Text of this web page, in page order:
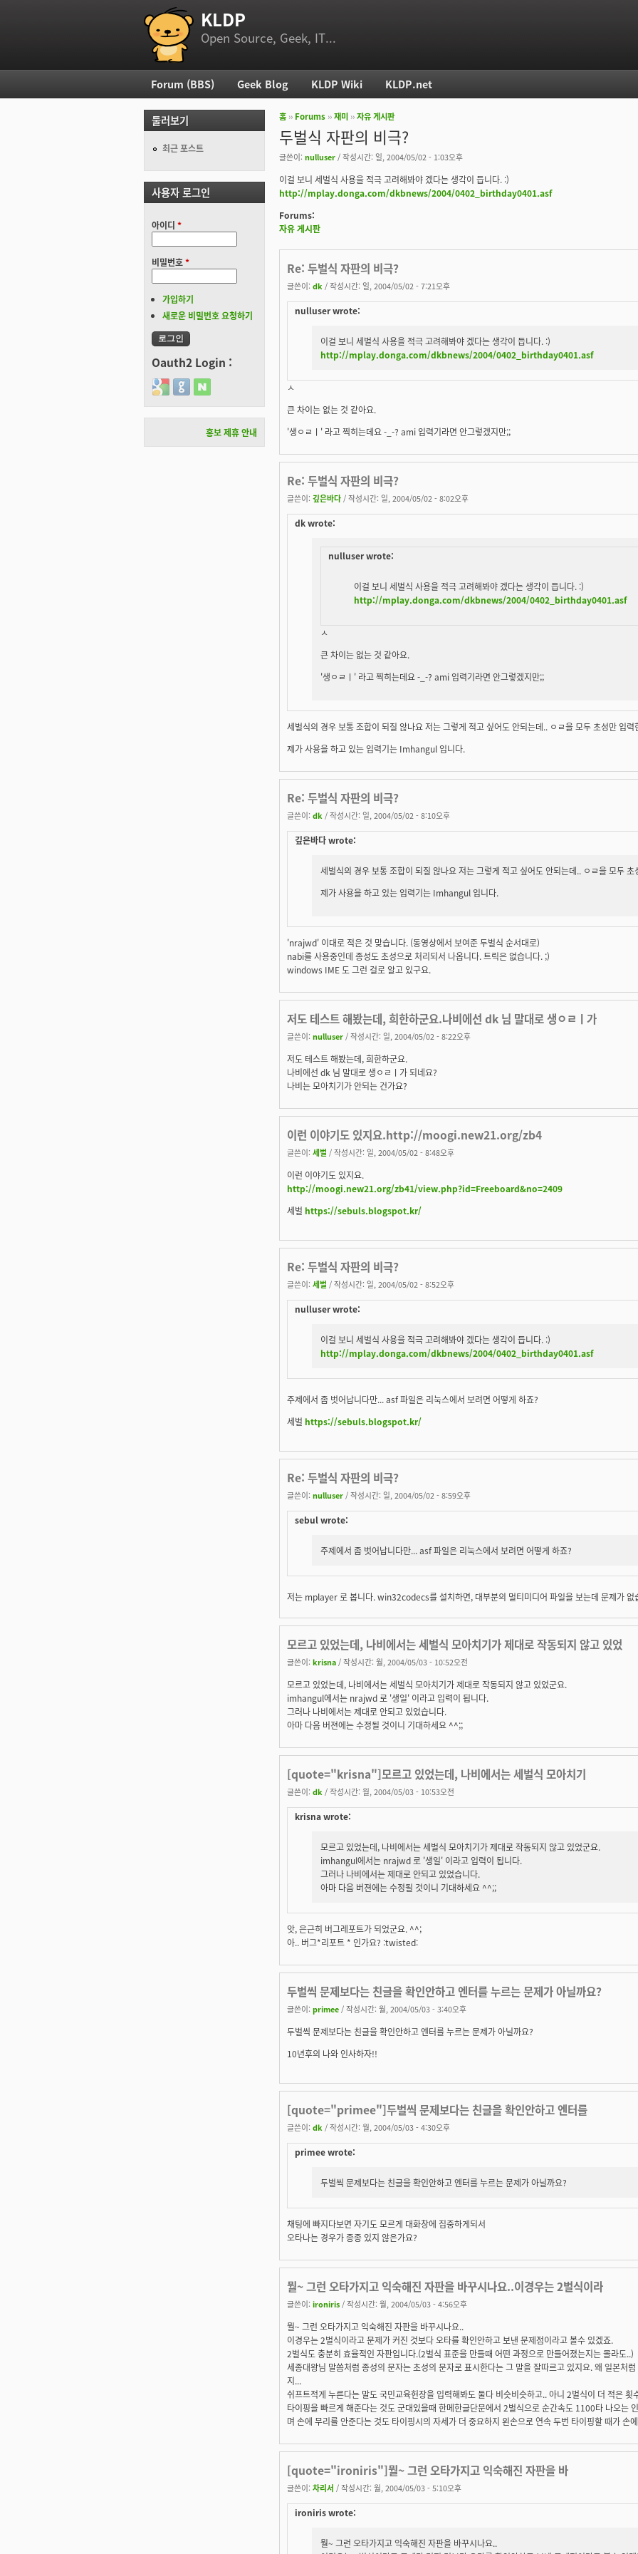
부 메뉴 KLDP
Open Source, Geek, IT...
현재 위치
홈 ›› Forums ››재미 ››자유 게시판
두벌식 자판의 비극?
글쓴이: nulluser / 작성시간: 일, 2004/05/02 - 1:03오후
이걸 보니 세벌식 사용을 적극 고려해봐야 겠다는 생각이 듭니다. :)
http://mplay.donga.com/dkbnews/2004/0402_birthday0401.asf
Forums:
자유 게시판
Re: 두벌식 자판의 비극?
글쓴이: dk / 작성시간: 일, 2004/05/02 - 7:21오후
nulluser wrote:
이걸 보니 세벌식 사용을 적극 고려해봐야 겠다는 생각이 듭니다. :)
http://mplay.donga.com/dkbnews/2004/0402_birthday0401.asf
ㅅ
큰 차이는 없는 것 같아요.
'생ㅇㄹㅣ' 라고 찍히는데요 -_-? ami 입력기라면 안그렇겠지만;;
Re: 두벌식 자판의 비극?
글쓴이: 깊은바다 / 작성시간: 일, 2004/05/02 - 8:02오후
dk wrote:
nulluser wrote:
이걸 보니 세벌식 사용을 적극 고려해봐야 겠다는 생각이 듭니다. :)
http://mplay.donga.com/dkbnews/2004/0402_birthday0401.asf
ㅅ
큰 차이는 없는 것 같아요.
'생ㅇㄹㅣ' 라고 찍히는데요 -_-? ami 입력기라면 안그렇겠지만;;
세벌식의 경우 보통 조합이 되질 않나요 저는 그렇게 적고 싶어도 안되는데.. ㅇㄹ을 모두 초성만 입
제가 사용을 하고 있는 입력기는 Imhangul 입니다.
Re: 두벌식 자판의 비극?
글쓴이: dk / 작성시간: 일, 2004/05/02 - 8:10오후
깊은바다 wrote:
세벌식의 경우 보통 조합이 되질 않나요 저는 그렇게 적고 싶어도 안되는데.. ㅇㄹ을 모두
제가 사용을 하고 있는 입력기는 Imhangul 입니다.
'nrajwd' 이대로 적은 것 맞습니다. (동영상에서 보여준 두벌식 순서대로)
nabi를 사용중인데 종성도 초성으로 처리되서 나옵니다. 트릭은 없습니다. ;)
windows IME 도 그런 걸로 알고 있구요.
저도 테스트 해봤는데, 희한하군요.나비에선 dk 님 말대로 생ㅇㄹㅣ가
글쓴이: nulluser / 작성시간: 일, 2004/05/02 - 8:22오후
저도 테스트 해봤는데, 희한하군요.
나비에선 dk 님 말대로 생ㅇㄹㅣ가 되네요?
나비는 모아치기가 안되는 건가요?
이런 이야기도 있지요.http://moogi.new21.org/zb4
글쓴이: 세벌 / 작성시간: 일, 2004/05/02 - 8:48오후
이런 이야기도 있지요.
http://moogi.new21.org/zb41/view.php?id=Freeboard&no=2409
세벌 https://sebuls.blogspot.kr/
Re: 두벌식 자판의 비극?
글쓴이: 세벌 / 작성시간: 일, 2004/05/02 - 8:52오후
nulluser wrote:
이걸 보니 세벌식 사용을 적극 고려해봐야 겠다는 생각이 듭니다. :)
http://mplay.donga.com/dkbnews/2004/0402_birthday0401.asf
주제에서 좀 벗어납니다만... asf 파일은 리눅스에서 보려면 어떻게 하죠?
세벌 https://sebuls.blogspot.kr/
Re: 두벌식 자판의 비극?
글쓴이: nulluser / 작성시간: 일, 2004/05/02 - 8:59오후
sebul wrote:
주제에서 좀 벗어납니다만... asf 파일은 리눅스에서 보려면 어떻게 하죠?
저는 mplayer 로 봅니다. win32codecs를 설치하면, 대부분의 멀티미디어 파일을 보는데 문제가 없
모르고 있었는데, 나비에서는 세벌식 모아치기가 제대로 작동되지 않고 있었
글쓴이: krisna / 작성시간: 월, 2004/05/03 - 10:52오전
모르고 있었는데, 나비에서는 세벌식 모아치기가 제대로 작동되지 않고 있었군요.
imhangul에서는 nrajwd 로 '생일' 이라고 입력이 됩니다.
그러나 나비에서는 제대로 안되고 있었습니다.
아마 다음 버젼에는 수정될 것이니 기대하세요 ^^;;
[quote="krisna"]모르고 있었는데, 나비에서는 세벌식 모아치기
글쓴이: dk / 작성시간: 월, 2004/05/03 - 10:53오전
krisna wrote:
모르고 있었는데, 나비에서는 세벌식 모아치기가 제대로 작동되지 않고 있었군요.
imhangul에서는 nrajwd 로 '생일' 이라고 입력이 됩니다.
그러나 나비에서는 제대로 안되고 있었습니다.
아마 다음 버젼에는 수정될 것이니 기대하세요 ^^;;
앗, 은근히 버그레포트가 되었군요. ^^;
아.. 버그*리포트 * 인가요? :twisted:
두벌씩 문제보다는 친글을 확인안하고 엔터를 누르는 문제가 아닐까요?
글쓴이: primee / 작성시간: 월, 2004/05/03 - 3:40오후
두벌씩 문제보다는 친글을 확인안하고 엔터를 누르는 문제가 아닐까요?
10년후의 나와 인사하자!!
[quote="primee"]두벌씩 문제보다는 친글을 확인안하고 엔터를
글쓴이: dk / 작성시간: 월, 2004/05/03 - 4:30오후
primee wrote:
두벌씩 문제보다는 친글을 확인안하고 엔터를 누르는 문제가 아닐까요?
채팅에 빠지다보면 자기도 모르게 대화창에 집중하게되서
오타나는 경우가 종종 있지 않은가요?
뭘~ 그런 오타가지고 익숙해진 자판을 바꾸시나요..이경우는 2벌식이라
글쓴이: ironiris / 작성시간: 월, 2004/05/03 - 4:56오후
뭘~ 그런 오타가지고 익숙해진 자판을 바꾸시나요..
이경우는 2벌식이라고 문제가 커진 것보다 오타를 확인안하고 보낸 문제점이라고 볼수 있겠죠.
2벌식도 충분히 효율적인 자판입니다.(2벌식 표준을 만들때 어떤 과정으로 만들어졌는지는 몰라도..)
세종대왕님 말씀처럼 종성의 문자는 초성의 문자로 표시한다는 그 말을 잘따르고 있지요. 왜 일본처
지...
쉬프트적게 누른다는 말도 국민교육헌장을 입력해봐도 둘다 비슷비슷하고.. 아니 2벌식이 더 적은 횟
타이핑을 빠르게 해준다는 것도 군대있을때 한메한글단문에서 2벌식으로 순간속도 1100타 나오는
며 손에 무리를 안준다는 것도 타이핑시의 자세가 더 중요하지 왼손으로 연속 두번 타이핑할 때가 손
[quote="ironiris"]뭘~ 그런 오타가지고 익숙해진 자판을 바
글쓴이: 차리서 / 작성시간: 월, 2004/05/03 - 5:10오후
ironiris wrote:
뭘~ 그런 오타가지고 익숙해진 자판을 바꾸시나요..
주 메뉴
Forum (BBS) Geek Blog KLDP Wiki KLDP.net
둘러보기
최근 포스트
사용자 로그인
아이디 *
비밀번호*
가입하기
새로운 비밀번호 요청하기
Oauth2 Login :
Login with Google
Login with GitHub
Login with Naver
홍보 제휴 안내